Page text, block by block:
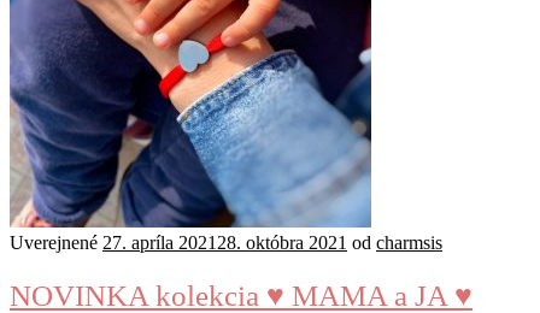
Uverejnené 27. apríla 2021 28. októbra 2021 od charmsis
NOVINKA kolekcia ♥️ MAMA a JA ♥️